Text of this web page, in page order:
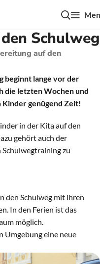
Schulweg
auf den
beginnt lange vor der
die letzten Wochen und
Kinder genügend Zeit!
in der Kita auf den
gehört auch der
zu
den Schulweg mit ihren
In den Ferien ist das
möglich.
Umgebung eine neue